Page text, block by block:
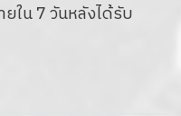
ใน 7 วันหลังได้รับ